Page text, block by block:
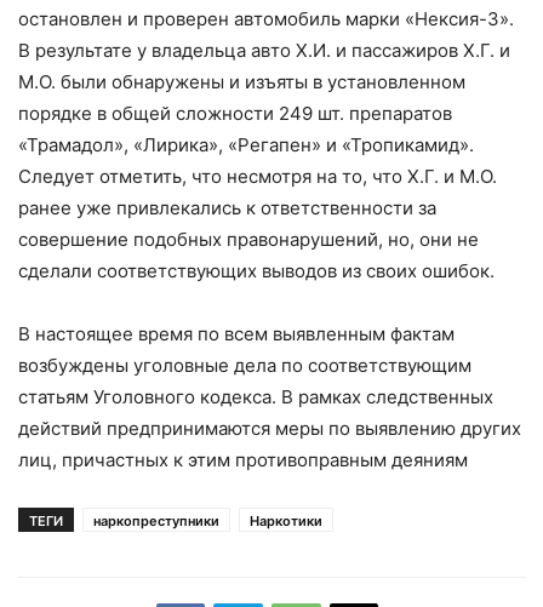
остановлен и проверен автомобиль марки «Нексия-3».
В результате у владельца авто Х.И. и пассажиров Х.Г. и
М.О. были обнаружены и изъяты в установленном
порядке в общей сложности 249 шт. препаратов
«Трамадол», «Лирика», «Регапен» и «Тропикамид».
Следует отметить, что несмотря на то, что Х.Г. и М.О.
ранее уже привлекались к ответственности за
совершение подобных правонарушений, но, они не
сделали соответствующих выводов из своих ошибок.
В настоящее время по всем выявленным фактам
возбуждены уголовные дела по соответствующим
статьям Уголовного кодекса. В рамках следственных
действий предпринимаются меры по выявлению других
лиц, причастных к этим противоправным деяниям
ТЕГИ наркопреступники Наркотики